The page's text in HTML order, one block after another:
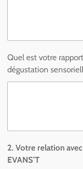
Quel est votre
dégustation
2. Votre relation
EVANS’T